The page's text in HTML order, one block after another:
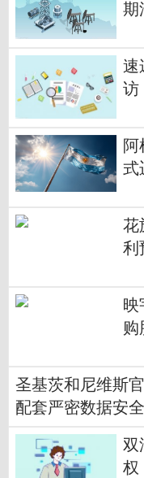
期
速
访
条
式
花
利
映
购
圣基茨和尼维斯
配套严密数据安
双
权